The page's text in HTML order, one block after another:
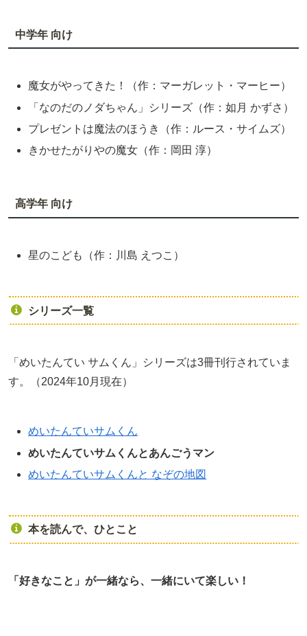
中学年 向け
魔女がやってきた！（作：マーガレット・マーヒー）
「なのだのノダちゃん」シリーズ（作：如月 かずさ）
プレゼントは魔法のほうき（作：ルース・サイムズ）
きかせたがりやの魔女（作：岡田 淳）
高学年 向け
星のこども（作：川島 えつこ）
シリーズ一覧
「めいたんてい サムくん」シリーズは3冊刊行されていま
す。（2024年10月現在）
めいたんていサムくん
めいたんていサムくんとあんごうマン
めいたんていサムくんと なぞの地図
本を読んで、ひとこと
「好きなこと」が一緒なら、一緒にいて楽しい！